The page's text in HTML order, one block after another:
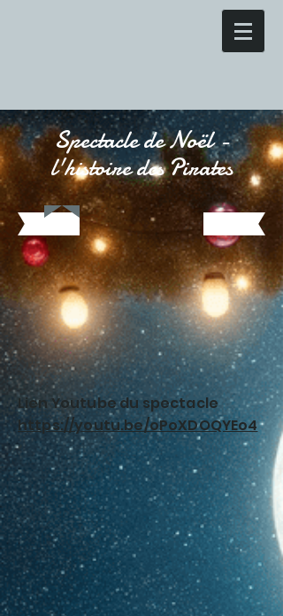
Spectacle de Noël -
l'histoire des Pirates
Lien Youtube du spectacle
https://youtu.be/oPoXDOQYEo4